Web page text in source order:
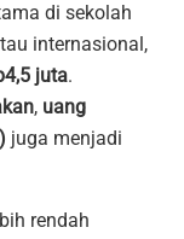
di sekolah
internasional,
juta.
, uang
juga menjadi
rendah